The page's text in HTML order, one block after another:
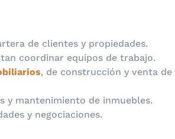
de clientes y propiedades.
coordinar equipos de trabajo.
, de construcción y venta de
y mantenimiento de inmuebles.
y negociaciones.